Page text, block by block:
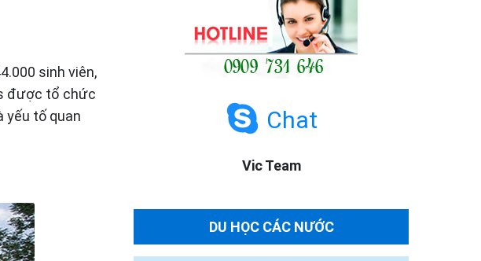
sinh viên,
được tổ chức
yếu tố quan
Chat
Vic Team
DU HỌC CÁC NƯỚC